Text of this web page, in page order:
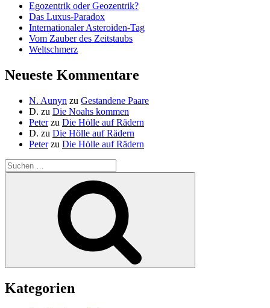
Egozentrik oder Geozentrik?
Das Luxus-Paradox
Internationaler Asteroiden-Tag
Vom Zauber des Zeitstaubs
Weltschmerz
Neueste Kommentare
N. Aunyn zu Gestandene Paare
D. zu Die Noahs kommen
Peterzu Die Hölle auf Rädern
D. zu Die Hölle auf Rädern
Peterzu Die Hölle auf Rädern
Suche
nach:
Kategorien